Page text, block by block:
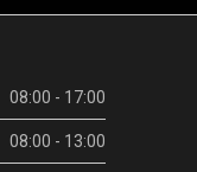
08:00 - 17:00
08:00 - 13:00